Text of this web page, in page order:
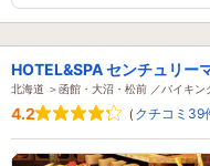
HOTEL&SPA センチュリー
北海道 ＞函館・大沼・松前 ／バイキ
4.2 （ クチコミ39